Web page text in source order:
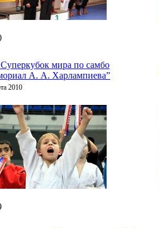
мира по самбо
А. А. Харлампиева”
2010